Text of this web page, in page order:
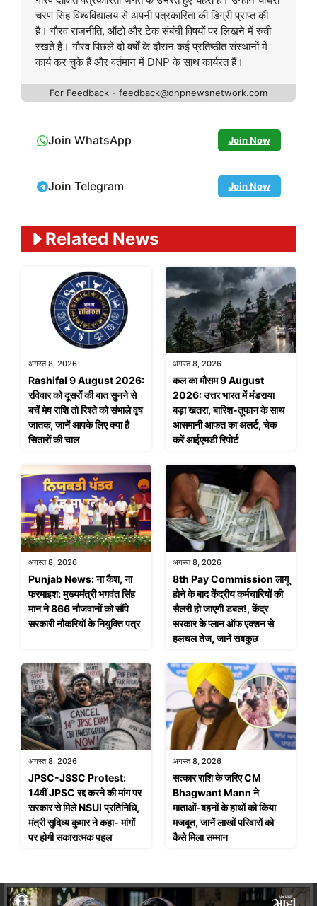
चरण सिंह विश्वविद्यालय से अपनी पत्रकारिता की डिग्री प्राप्त की
है। गौरव राजनीति, ऑटो और टेक संबंघी विषयों पर लिखने में रुची
रखते हैं। गौरव पिछले दो वर्षों के दौरान कई प्रतिष्ठीत संस्थानों में
कार्य कर चुके हैं और वर्तमान में DNP के साथ कार्यरत हैं।
For Feedback - feedback@dnpnewsnetwork.com
Join WhatsApp Join Now
Join Telegram Join Now
Related News
अगस्त 8, 2026
Rashifal 9 August 2026:
रविवार को दूसरों की बात सुनने से
बचें मेष राशि तो रिश्ते को संभाले वृष
जातक, जानें आपके लिए क्या है
सितारों की चाल
अगस्त 8, 2026
कल का मौसम 9 August
2026: उत्तर भारत में मंडराया
बड़ा खतरा, बारिश-तूफान के साथ
आसमानी आफत का अलर्ट, चेक
करें आईएमडी रिपोर्ट
अगस्त 8, 2026
Punjab News: ना कैश, ना
फरमाइश: मुख्यमंत्री भगवंत सिंह
मान ने 866 नौजवानों को सौंपे
सरकारी नौकरियों के नियुक्ति पत्र
अगस्त 8, 2026
8th Pay Commission लागू
होने के बाद केंद्रीय कर्मचारियों की
सैलरी हो जाएगी डबल!, केंद्र
सरकार के प्लान ऑफ एक्शन से
हलचल तेज, जानें सबकुछ
अगस्त 8, 2026
JPSC-JSSC Protest:
14वीं JPSC रद्द करने की मांग पर
सरकार से मिले NSUI प्रतिनिधि,
मंत्री सुदिव्य कुमार ने कहा- मांगों
पर होगी सकारात्मक पहल
अगस्त 8, 2026
सत्कार राशि के जरिए CM
Bhagwant Mann ने
माताओं-बहनों के हाथों को किया
मजबूत, जानें लाखों परिवारों को
कैसे मिला सम्मान